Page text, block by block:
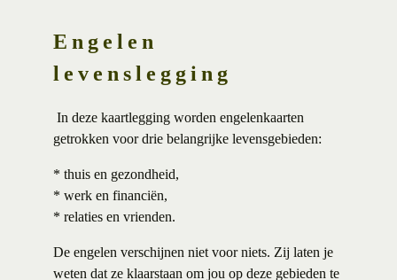
Engelen
levenslegging
In deze kaartlegging worden engelenkaarten
getrokken voor drie belangrijke levensgebieden:
* thuis en gezondheid,
* werk en financiën,
* relaties en vrienden.
De engelen verschijnen niet voor niets. Zij laten je
weten dat ze klaarstaan om jou op deze gebieden te